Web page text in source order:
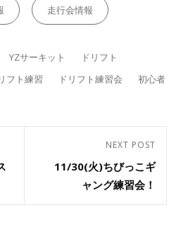
走行会情報
YZサーキット
ドリフト
フト練習 ドリフト練習会 初心者
Post
NEXT POST
11/30(火)ちびっこギ
ャング練習会！